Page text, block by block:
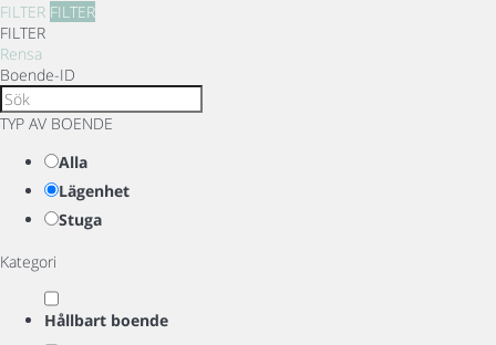
FILTER FILTER
FILTER
Rensa
Boende-ID
TYP AV BOENDE
Alla
Lägenhet
Stuga
Kategori
Hållbart boende